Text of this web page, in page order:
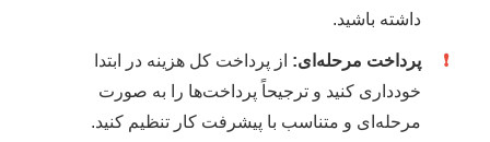
داشته باشید.
❗ پرداخت مرحله‌ای: از پرداخت کل هزینه در ابتدا
خودداری کنید و ترجیحاً پرداخت‌ها را به صورت
مرحله‌ای و متناسب با پیشرفت کار تنظیم کنید.